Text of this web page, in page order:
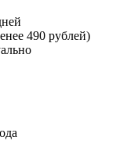
490 рублей)